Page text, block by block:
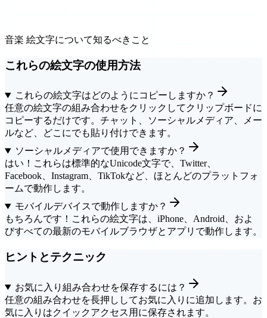
音楽 絵文字について知るべきこと
これらの絵文字の使用方法
これらの絵文字はどのようにコピーしますか？
任意の絵文字の組み合わせをクリックしてクリップボードに
コピーするだけです。チャット、ソーシャルメディア、メー
ルなど、どこにでも貼り付けできます。
ソーシャルメディアで使用できますか？
はい！これらは標準的なUnicode文字で、Twitter、
Facebook、Instagram、TikTokなど、ほとんどのプラットフォ
ームで動作します。
モバイルデバイスで動作しますか？
もちろんです！これらの絵文字は、iPhone、Android、およ
びすべての最新のモバイルブラウザとアプリで動作します。
ヒントとテクニック
お気に入り組み合わせを保存するには？
任意の組み合わせを長押ししてお気に入りに追加します。お
気に入りはクイックアクセス用に保存されます。